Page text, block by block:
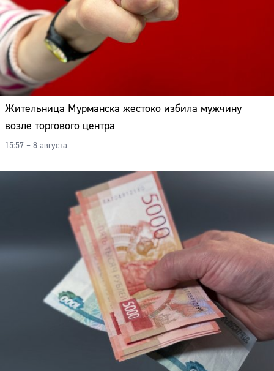
Жительница Мурманска жестоко избила мужчину
возле торгового центра
15:57 – 8 августа